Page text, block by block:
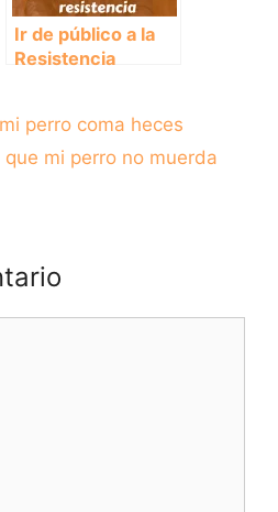
Ir de público a la
Resistencia
perro coma heces
mi perro no muerda